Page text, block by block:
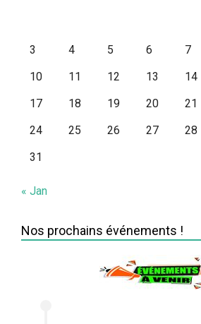
3
4 5 6 7
10
11 12 13 14
17
18 19 20 21
24
25 26 27 28
31
« Jan
Nos prochains événements !